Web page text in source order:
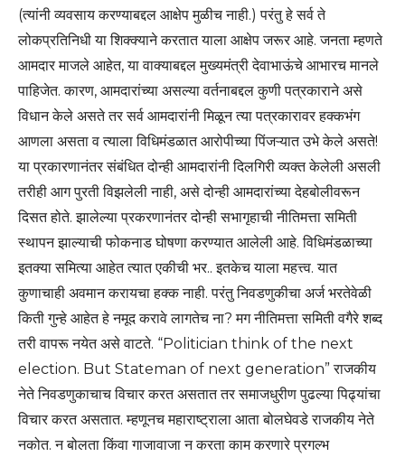
(त्यांनी व्यवसाय करण्याबद्दल आक्षेप मुळीच नाही.) परंतु हे सर्व ते
लोकप्रतिनिधी या शिक्क्याने करतात याला आक्षेप जरूर आहे. जनता म्हणते
आमदार माजले आहेत, या वाक्याबद्दल मुख्यमंत्री देवाभाऊंचे आभारच मानले
पाहिजेत. कारण, आमदारांच्या असल्या वर्तनाबद्दल कुणी पत्रकाराने असे
विधान केले असते तर सर्व आमदारांनी मिळून त्या पत्रकारावर हक्कभंग
आणला असता व त्याला विधिमंडळात आरोपीच्या पिंजऱ्यात उभे केले असते!
या प्रकारणानंतर संबंधित दोन्ही आमदारांनी दिलगिरी व्यक्त केलेली असली
तरीही आग पुरती विझलेली नाही, असे दोन्ही आमदारांच्या देहबोलीवरून
दिसत होते. झालेल्या प्रकरणानंतर दोन्ही सभागृहाची नीतिमत्ता समिती
स्थापन झाल्याची फोकनाड घोषणा करण्यात आलेली आहे. विधिमंडळाच्या
इतक्या समित्या आहेत त्यात एकीची भर.. इतकेच याला महत्त्व. यात
कुणाचाही अवमान करायचा हक्क नाही. परंतु निवडणुकीचा अर्ज भरतेवेळी
किती गुन्हे आहेत हे नमूद करावे लागतेच ना? मग नीतिमत्ता समिती वगैरे शब्द
तरी वापरू नयेत असे वाटते. “Politician think of the next
election. But Stateman of next generation” राजकीय
नेते निवडणुकाचाच विचार करत असतात तर समाजधुरीण पुढल्या पिढ्यांचा
विचार करत असतात. म्हणूनच महाराष्ट्राला आता बोलघेवडे राजकीय नेते
नकोत. न बोलता किंवा गाजावाजा न करता काम करणारे प्रगल्भ